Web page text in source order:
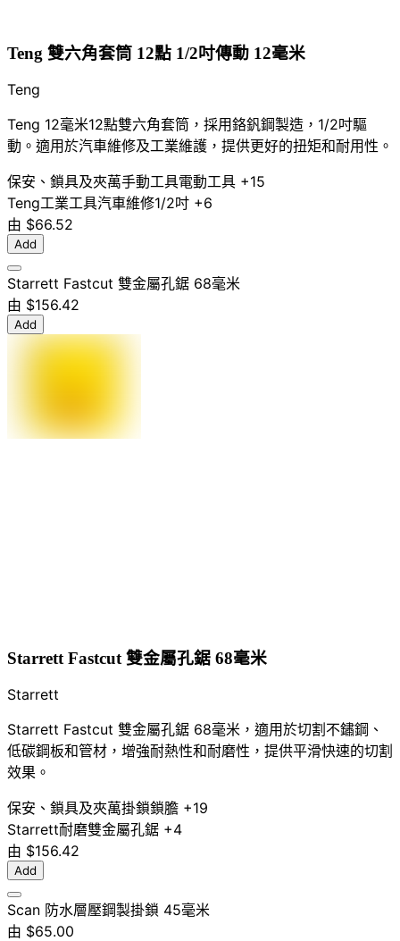
Teng 雙六角套筒 12點 1/2吋傳動 12毫米
Teng
Teng 12毫米12點雙六角套筒，採用鉻釩鋼製造，1/2吋驅
動。適用於汽車維修及工業維護，提供更好的扭矩和耐用性。
保安、鎖具及夾萬手動工具電動工具 +15
Teng工業工具汽車維修1/2吋 +6
由 $66.52
Add
Starrett Fastcut 雙金屬孔鋸 68毫米
由 $156.42
Add
Starrett Fastcut 雙金屬孔鋸 68毫米
Starrett
Starrett Fastcut 雙金屬孔鋸 68毫米，適用於切割不鏽鋼、
低碳鋼板和管材，增強耐熱性和耐磨性，提供平滑快速的切割
效果。
保安、鎖具及夾萬掛鎖鎖膽 +19
Starrett耐磨雙金屬孔鋸 +4
由 $156.42
Add
Scan 防水層壓鋼製掛鎖 45毫米
由 $65.00